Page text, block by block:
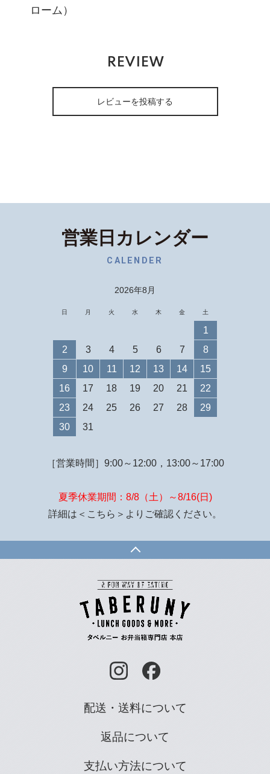
ローム）
REVIEW
レビューを投稿する
営業日カレンダー
CALENDER
2026年8月
日 月 火 水 木 金 土
1
2
3 4 5 6 7
8
9
10 11 12 13 14
15
16
17 18 19 20 21
22
23
24 25 26 27 28
29
30
31
［営業時間］9:00～12:00，13:00～17:00
夏季休業期間：8/8（土）～8/16(日)
詳細は ＜こちら＞ よりご確認ください。
配送・送料について
返品について
支払い方法について